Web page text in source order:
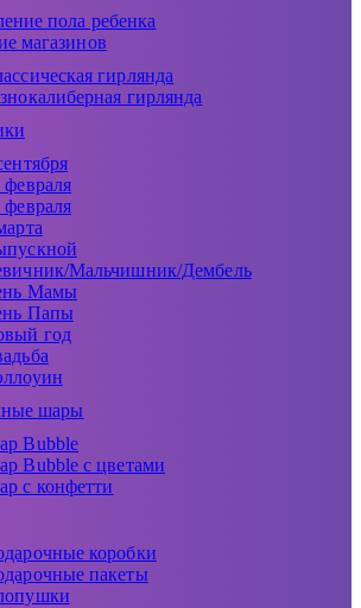
пола ребенка
магазинов
гирлянда
гирлянда
февраля
февраля
Мальчишник/Дембель
Мамы
Папы
год
шары
Bubble
Bubble с цветами
с конфетти
коробки
пакеты